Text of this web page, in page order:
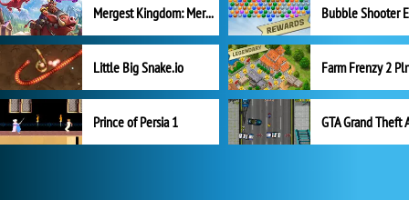
Mergest Kingdom: Merge Puzzle
Little Big Snake.io
Prince of Persia 1 GTA Grand Theft